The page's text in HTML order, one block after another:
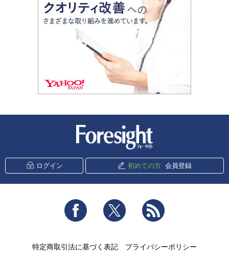
ログイン 初めての方 会員登録
Facebook Twitter
特定商取引法に基づく表記
プライバシーポリシー